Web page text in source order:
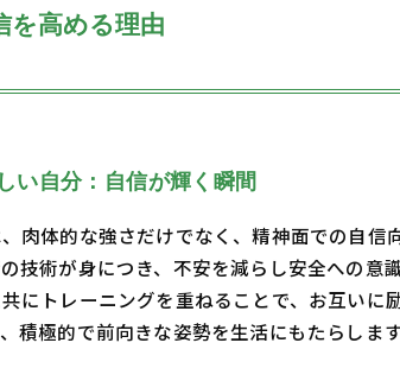
を高める理由
い自分：自信が輝く瞬間
肉体的な強さだけでなく、精神面での自信
技術が身につき、不安を減らし安全への意
にトレーニングを重ねることで、お互い
積極的で前向きな姿勢を生活にもたらしま